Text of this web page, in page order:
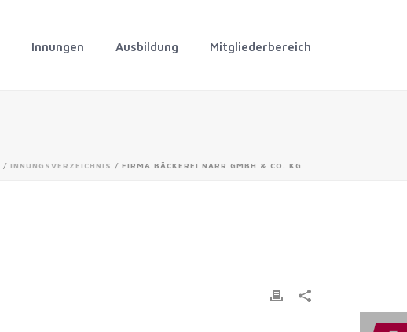
Innungen Ausbildung Mitgliederbereich
/ INNUNGSVERZEICHNIS / FIRMA BÄCKEREI NARR GMBH & CO. KG